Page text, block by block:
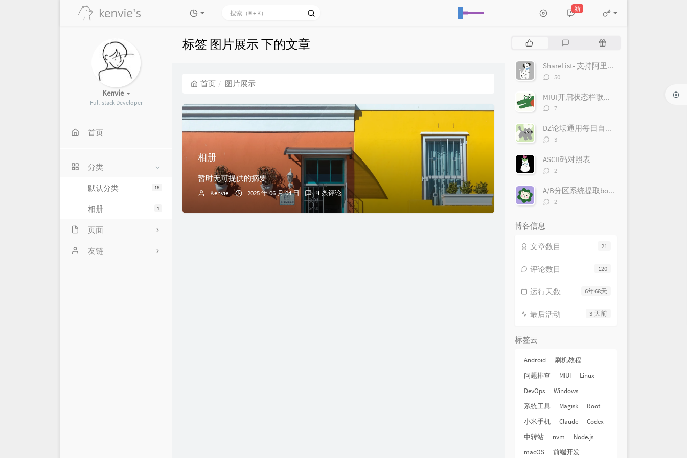
新
Kenvie
Full-stack Developer
首页
分类
18
默认分类
1
相册
页面
GitHub
友链
标签 图片展示 下的文章
首页 图片展示
相册
暂时无可提供的摘要
Kenvie 2025 年 06 月 04 日 1 条评论
文
评
随
文ShareList- 支持阿里云盘/天翼云盘等多网盘同时挂载
评
数：
50
MIUI开启状态栏歌词(需要root/magisk)
评
数：
7
DZ论坛通用每日自动签到云函数
评
数：
3
ASCII码对照表
评
数：
2
A/B分区系统提取boot文件（payload.bin解包boot.img）
评
2
博客信息
21
文章数目
120
评论数目
6年68天
运行天数
3 天前
最后活动
标签云
Android
刷机教程
问题排查
MIUI
Linux
DevOps
Windows
系统工具
Magisk
Root
小米手机
Claude
Codex
中转站
nvm
Node.js
macOS
前端开发